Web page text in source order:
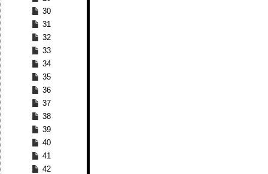
30
31
32
33
34
35
36
37
38
39
40
41
42